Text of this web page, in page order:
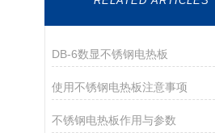
DB-6数显不锈钢电热板
使用不锈钢电热板注意事项
不锈钢电热板作用与参数